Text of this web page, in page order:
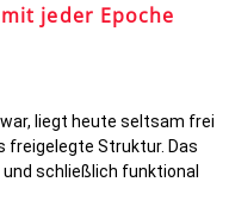
jeder Epoche
liegt heute seltsam frei
freigelegte Struktur. Das
schließlich funktional